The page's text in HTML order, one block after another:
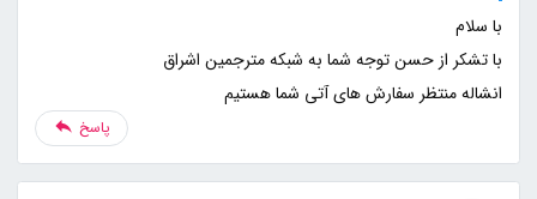
انشاله منتظر سفارش های آتی شما هستیم
پاسخ